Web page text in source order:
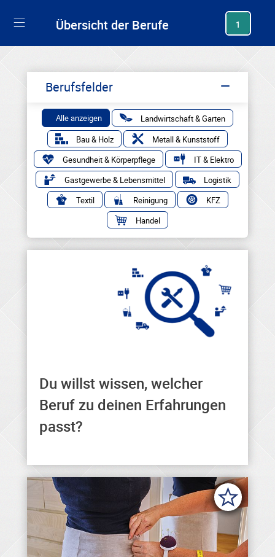
Übersicht der Berufe 1
Berufsfelder
Alle anzeigen
Landwirtschaft & Garten
Bau & Holz
Metall & Kunststoff
Gesundheit & Körperpflege
IT & Elektro
Gastgewerbe & Lebensmittel
Logistik
Textil
Reinigung
KFZ
Handel
Du willst wissen, welcher
Beruf zu deinen Erfahrungen
passt?
Hier findest du den
passenden Beruf zu deinen